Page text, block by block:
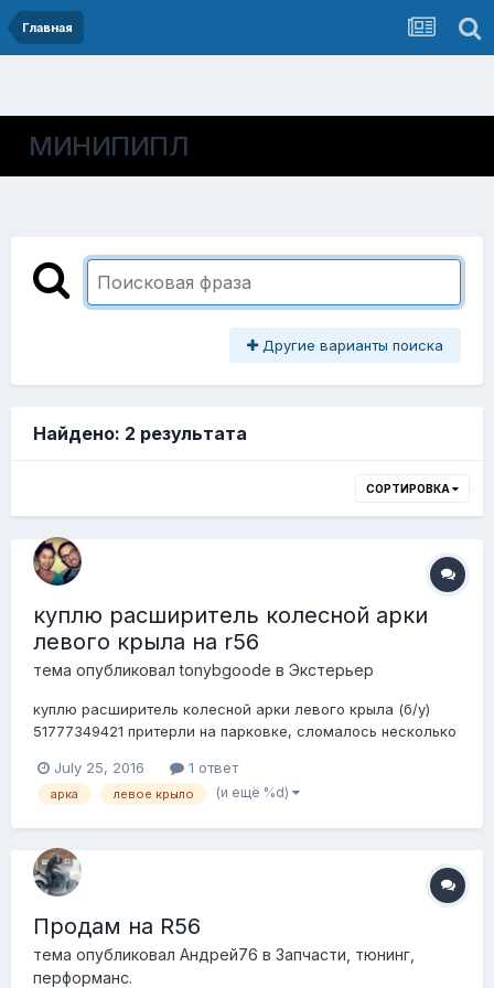
Главная
МИНИПИПЛ
Другие варианты поиска
Найдено: 2 результата
СОРТИРОВКА
куплю расширитель колесной арки
левого крыла на r56
тема опубликовалtonybgoode в Экстерьер
куплю расширитель колесной арки левого крыла (б/у)
51777349421 притерли на парковке, сломалось несколько
July 25, 2016
1 ответ
арка левое крыло (и ещё %d)
Продам на R56
тема опубликовал Андрей76 в Запчасти, тюнинг,
перформанс.